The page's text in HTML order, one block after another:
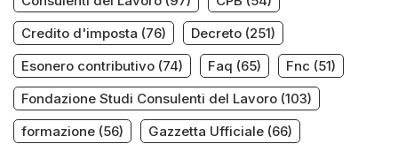
Credito d'imposta (76) Decreto (251)
Esonero contributivo (74) Faq (65) Fnc (51)
Fondazione Studi Consulenti del Lavoro (103)
formazione (56) Gazzetta Ufficiale (66)